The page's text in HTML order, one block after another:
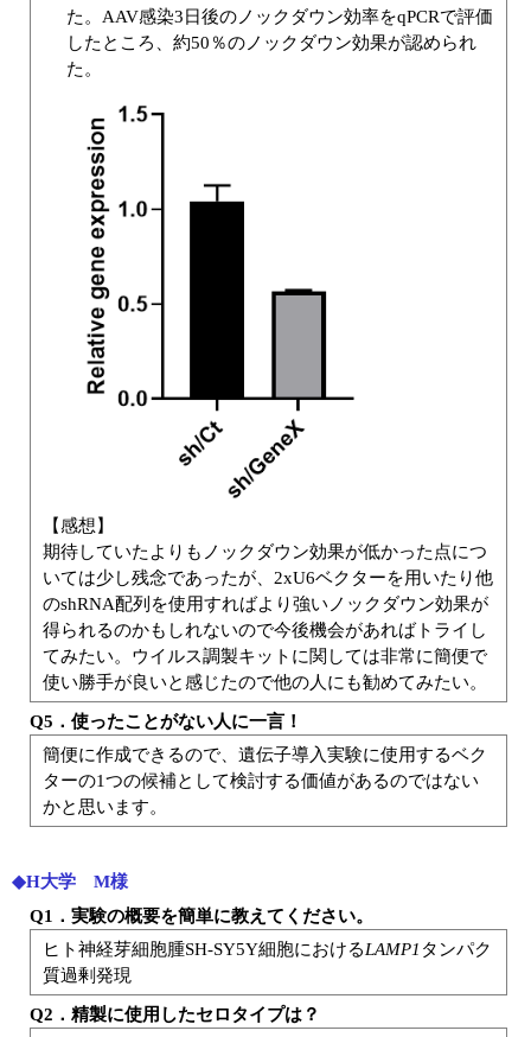
た。AAV感染3日後のノックダウン効率をqPCRで評価
したところ、約50％のノックダウン効果が認められ
た。
【感想】
期待していたよりもノックダウン効果が低かった点につ
いては少し残念であったが、2xU6ベクターを用いたり他
のshRNA配列を使用すればより強いノックダウン効果が
得られるのかもしれないので今後機会があればトライし
てみたい。ウイルス調製キットに関しては非常に簡便で
使い勝手が良いと感じたので他の人にも勧めてみたい。
Q5．使ったことがない人に一言！
簡便に作成できるので、遺伝子導入実験に使用するベク
ターの1つの候補として検討する価値があるのではない
かと思います。
◆H大学 M様
Q1．実験の概要を簡単に教えてください。
ヒト神経芽細胞腫SH-SY5Y細胞におけるLAMP1 タンパク
質過剰発現
Q2．精製に使用したセロタイプは？